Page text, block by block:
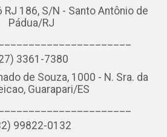
186, S/N - Santo Antônio de
Pádua/RJ
3361-7380
de Souza, 1000 - N. Sra. da
Guarapari/ES
99822-0132